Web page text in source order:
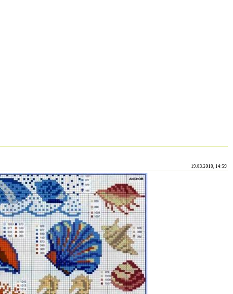
19.03.2010, 14:59